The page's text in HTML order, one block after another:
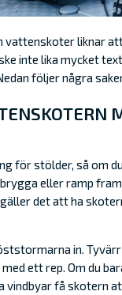
vattenskoter liknar
inte lika mycket
följer några
för stölder, så om
eller ramp
det att ha
in.
ett rep. Om du
vindbyar få skotern